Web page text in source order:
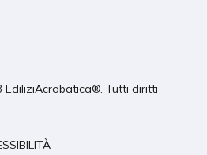
EdiliziAcrobatica®. Tutti diritti